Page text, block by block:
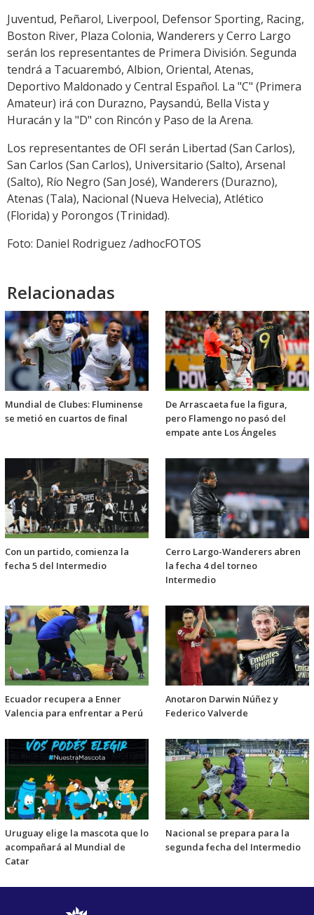
Juventud, Peñarol, Liverpool, Defensor Sporting, Racing,
Boston River, Plaza Colonia, Wanderers y Cerro Largo
serán los representantes de Primera División. Segunda
tendrá a Tacuarembó, Albion, Oriental, Atenas,
Deportivo Maldonado y Central Español. La "C" (Primera
Amateur) irá con Durazno, Paysandú, Bella Vista y
Huracán y la "D" con Rincón y Paso de la Arena.
Los representantes de OFI serán Libertad (San Carlos),
San Carlos (San Carlos), Universitario (Salto), Arsenal
(Salto), Río Negro (San José), Wanderers (Durazno),
Atenas (Tala), Nacional (Nueva Helvecia), Atlético
(Florida) y Porongos (Trinidad).
Foto: Daniel Rodriguez /adhocFOTOS
Relacionadas
Mundial de Clubes: Fluminense
se metió en cuartos de final
De Arrascaeta fue la figura,
pero Flamengo no pasó del
empate ante Los Ángeles
Con un partido, comienza la
fecha 5 del Intermedio
Cerro Largo-Wanderers abren
la fecha 4 del torneo
Intermedio
Ecuador recupera a Enner
Valencia para enfrentar a Perú
Anotaron Darwin Núñez y
Federico Valverde
Uruguay elige la mascota que lo
acompañará al Mundial de
Catar
Nacional se prepara para la
segunda fecha del Intermedio